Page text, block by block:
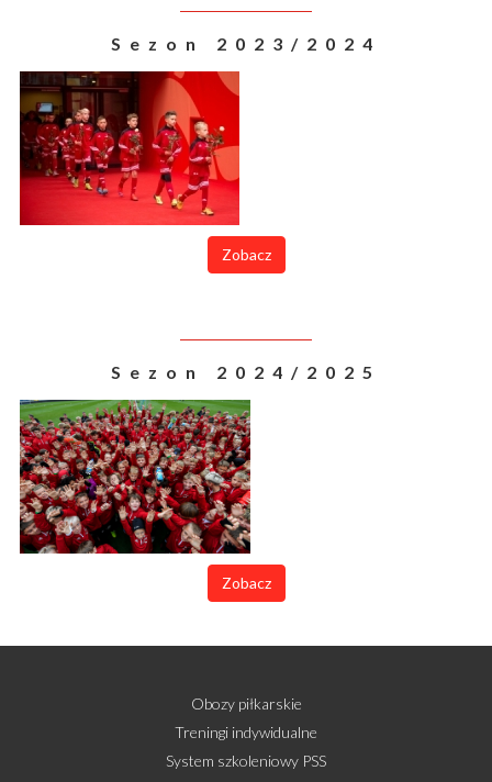
Sezon 2023/2024
Zobacz
Sezon 2024/2025
Zobacz
Obozy piłkarskie
Treningi indywidualne
System szkoleniowy PSS